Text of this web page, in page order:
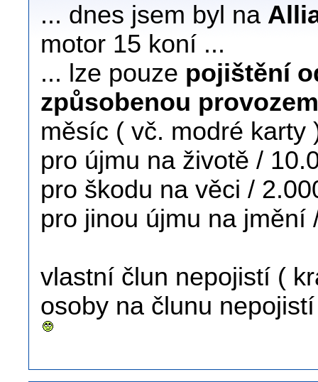
... dnes jsem byl na
motor 15 koní ...
... lze pouze pojištění
způsobenou
měsíc ( vč. modré karty
pro újmu na životě /
pro škodu na věci /
pro jinou újmu na jmění
vlastní člun nepojistí (
osoby na člunu nepojistí